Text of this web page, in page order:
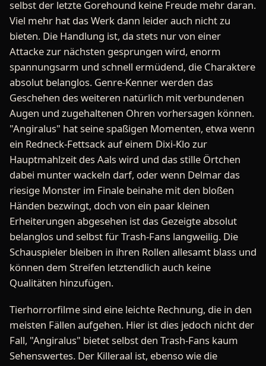
selbst der letzte Gorehound keine Freude mehr daran.
Viel mehr hat das Werk dann leider auch nicht zu
bieten. Die Handlung ist, da stets nur von einer
Attacke zur nächsten gesprungen wird, enorm
spannungsarm und schnell ermüdend, die Charaktere
absolut belanglos. Genre-Kenner werden das
Geschehen des weiteren natürlich mit verbundenen
Augen und zugehaltenen Ohren vorhersagen können.
"Angiralus" hat seine spaßigen Momenten, etwa wenn
ein Redneck-Fettsack auf einem Dixi-Klo zur
Hauptmahlzeit des Aals wird und das stille Örtchen
dabei munter wackeln darf, oder wenn Delmar das
riesige Monster im Finale beinahe mit den bloßen
Händen bezwingt, doch von ein paar kleinen
Erheiterungen abgesehen ist das Gezeigte absolut
belanglos und selbst für Trash-Fans langweilig. Die
Schauspieler bleiben in ihren Rollen allesamt blass und
können dem Streifen letztendlich auch keine
Qualitäten hinzufügen.
Tierhorrorfilme sind eine leichte Rechnung, die in den
meisten Fällen aufgehen. Hier ist dies jedoch nicht der
Fall, "Angiralus" bietet selbst den Trash-Fans kaum
Sehenswertes. Der Killeraal ist, ebenso wie die